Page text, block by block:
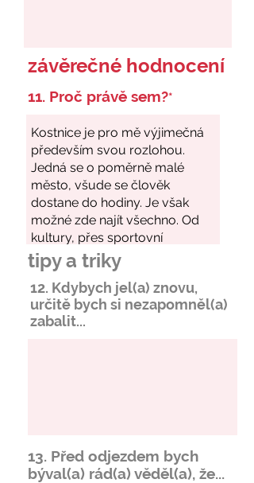
závěrečné hodnocení
11. Proč právě sem?*
tipy a triky
12. Kdybych jel(a) znovu,
určitě bych si nezapomněl(a)
zabalit...
13. Před odjezdem bych
býval(a) rád(a) věděl(a), že...